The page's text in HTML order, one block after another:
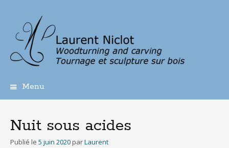
Menu
principal
Nuit sous acides
Publié le 5 juin 2020 parLaurent